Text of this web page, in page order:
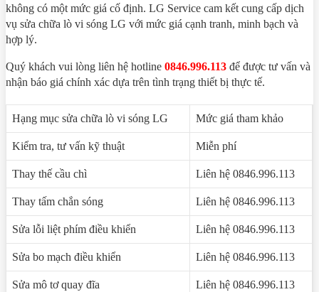
không có một mức giá cố định. LG Service cam kết cung cấp dịch
vụ sửa chữa lò vi sóng LG với mức giá cạnh tranh, minh bạch và
hợp lý.
Quý khách vui lòng liên hệ hotline 0846.996.113 để được tư vấn và
nhận báo giá chính xác dựa trên tình trạng thiết bị thực tế.
Hạng mục sửa chữa lò vi sóng LG Mức giá tham khảo
Kiểm tra, tư vấn kỹ thuật Miễn phí
Thay thế cầu chì Liên hệ 0846.996.113
Thay tấm chắn sóng Liên hệ 0846.996.113
Sửa lỗi liệt phím điều khiển Liên hệ 0846.996.113
Sửa bo mạch điều khiển Liên hệ 0846.996.113
Sửa mô tơ quay đĩa Liên hệ 0846.996.113